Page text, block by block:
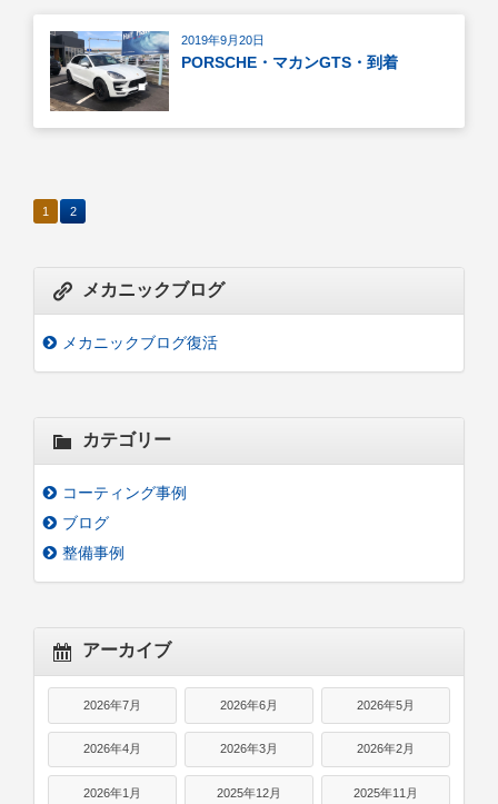
2019年9月20日
PORSCHE・マカンGTS・到着
1 2
メカニックブログ
メカニックブログ復活
カテゴリー
コーティング事例
ブログ
整備事例
アーカイブ
2026年7月 2026年6月 2026年5月
2026年4月 2026年3月 2026年2月
2026年1月 2025年12月 2025年11月